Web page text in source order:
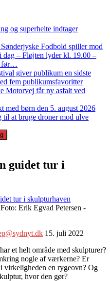
og superhelte indtager
Fodbold spiller mod
dag – Fløjten lyder kl. 19.00 –
før…
giver publikum en sidste
fem publikumsfavoritter
Motorvej får ny asfalt ved
med børn den 5. august 2026
til at bruge droner mod ulve
guidet tur i
tur i skulpturhaven
Erik Egvad Petersen -
15. juli 2022
et helt område med skulpturer?
nogle af værkerne? Er
virkeligheden en rygeovn? Og
hvor den gør?